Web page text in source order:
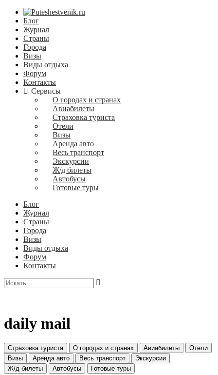
Блог
Журнал
Страны
Города
Визы
Виды отдыха
Форум
Контакты
Сервисы
О городах и странах
Авиабилеты
Страховка туриста
Отели
Визы
Аренда авто
Весь транспорт
Экскурсии
Ж/д билеты
Автобусы
Готовые туры
Блог
Журнал
Страны
Города
Визы
Виды отдыха
Форум
Контакты
daily mail
Страховка туриста О городах и странах Авиабилеты
Отели
Визы
Аренда авто Весь транспорт
Экскурсии
Ж/д билеты
Автобусы Готовые туры